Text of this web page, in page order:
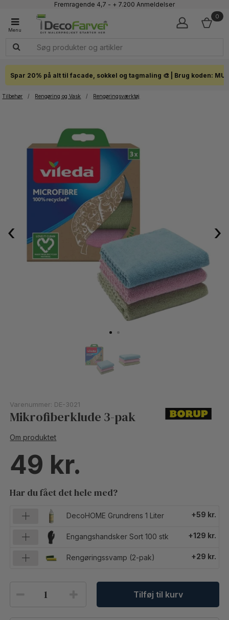
Fremragende 4,7 - + 7.200 Anmeldelser
1-3 dages levering
Click & Collect i hele landet
0
Spar 20% på alt til facade, sokkel og tagmaling 🎨 | Brug koden:
Tilbehør / Rengøring og Vask / Rengøringsværktøj
‹ ›
Varenummer: DE-3021
Mikrofiberklude 3-pak
Om produktet
49
Har du fået det hele med?
DecoHOME Grundrens 1 Liter +59 kr.
Engangshandsker Sort 100 stk +129 kr.
Rengøringssvamp (2-pak) +29 kr.
Tilføj til kurv